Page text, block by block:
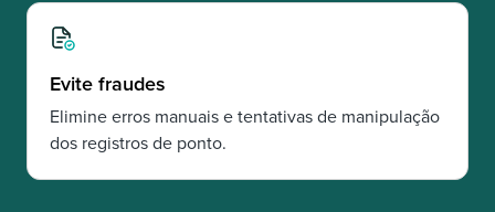
Evite fraudes
Elimine erros manuais e tentativas de manipulação
dos registros de ponto.